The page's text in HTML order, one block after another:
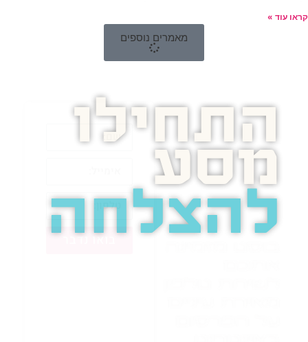
קראו עוד »
מאמרים נוספים
התחילו
מסע
להצלחה
בואו נדבר